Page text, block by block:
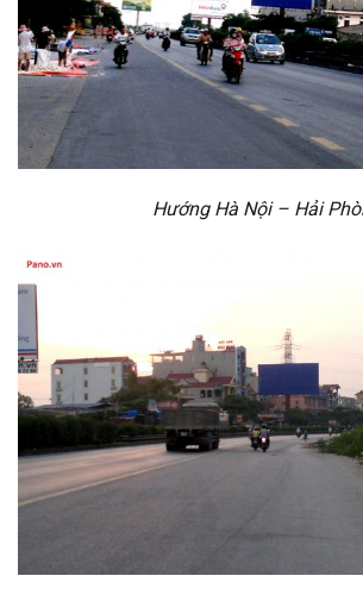
Hướng Hà Nội – Hải